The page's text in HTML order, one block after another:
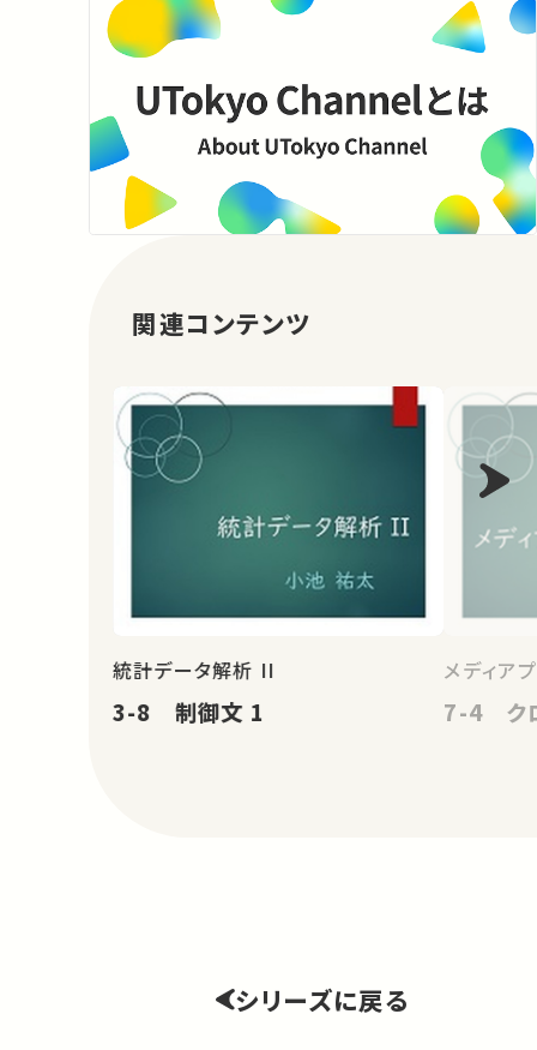
関連コンテンツ
統計データ解析 II
3-8 制御文 1
メディア
7-4 ク
シリーズに戻る